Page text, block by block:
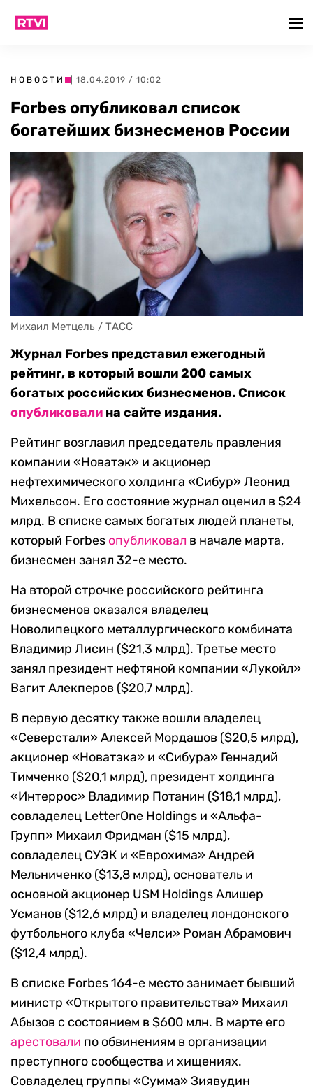
НОВОСТИ | 18.04.2019 / 10:02
Forbes опубликовал список
богатейших бизнесменов России
Михаил Метцель / ТАСС
Журнал Forbes представил ежегодный
рейтинг, в который вошли 200 самых
богатых российских бизнесменов. Список
опубликовали на сайте издания.
Рейтинг возглавил председатель правления
компании «Новатэк» и акционер
нефтехимического холдинга «Сибур» Леонид
Михельсон. Его состояние журнал оценил в $24
млрд. В списке самых богатых людей планеты,
который Forbes опубликовал в начале марта,
бизнесмен занял 32-е место.
На второй строчке российского рейтинга
бизнесменов оказался владелец
Новолипецкого металлургического комбината
Владимир Лисин ($21,3 млрд). Третье место
занял президент нефтяной компании «Лукойл»
Вагит Алекперов ($20,7 млрд).
В первую десятку также вошли владелец
«Северстали» Алексей Мордашов ($20,5 млрд),
акционер «Новатэка» и «Сибура» Геннадий
Тимченко ($20,1 млрд), президент холдинга
«Интеррос» Владимир Потанин ($18,1 млрд),
совладелец LetterOne Holdings и «Альфа-
Групп» Михаил Фридман ($15 млрд),
совладелец СУЭК и «Еврохима» Андрей
Мельниченко ($13,8 млрд), основатель и
основной акционер USM Holdings Алишер
Усманов ($12,6 млрд) и владелец лондонского
футбольного клуба «Челси» Роман Абрамович
($12,4 млрд).
В списке Forbes 164-е место занимает бывший
министр «Открытого правительства» Михаил
Абызов с состоянием в $600 млн. В марте его
арестовали по обвинениям в организации
преступного сообщества и хищениях.
Совладелец группы «Сумма» Зиявудин